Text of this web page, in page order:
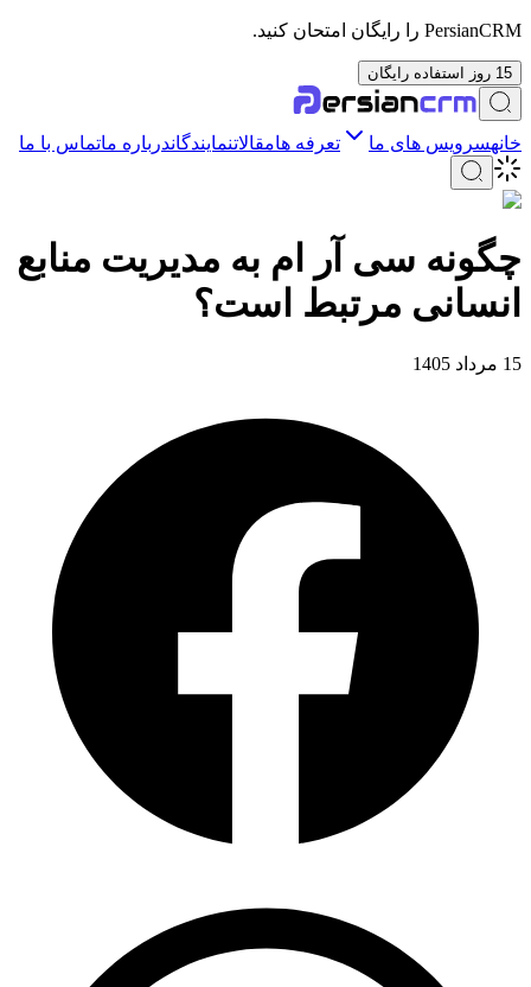
PersianCRM را رایگان امتحان کنید.
15 روز استفاده رایگان
خانهسرویس های ما تعرفه هامقالاتنمایندگاندرباره ماتماس با ما
چگونه سی آر ام به مدیریت منابع
انسانی مرتبط است؟
15 مرداد 1405